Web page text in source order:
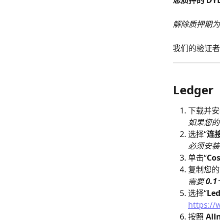
解除质押期
我们的验证
Ledger
下载并
如果您
选择“连
必须安
单击“
复制您
​需要 0.1
选择“
https://
按照